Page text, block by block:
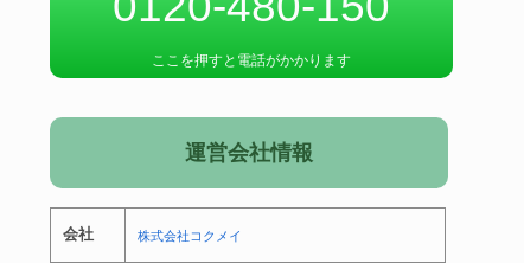
ここを押すと電話がかかります
運営会社情報
会社 株式会社コクメイ